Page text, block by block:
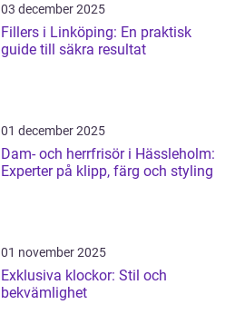
03 december 2025
Fillers i Linköping: En praktisk
guide till säkra resultat
01 december 2025
Dam- och herrfrisör i Hässleholm:
Experter på klipp, färg och styling
01 november 2025
Exklusiva klockor: Stil och
bekvämlighet